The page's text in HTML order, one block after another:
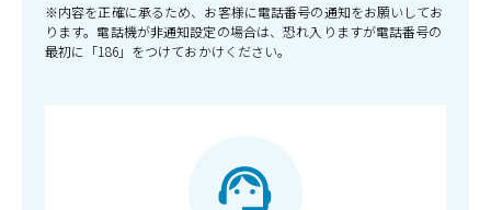
※内容を正確に承るため、お客様に電話番号の通知をお願いしてお
ります。電話機が非通知設定の場合は、恐れ入りますが電話番号の
最初に「186」をつけておかけください。